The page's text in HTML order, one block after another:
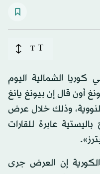
T
T
الشمالية اليوم
أون قال إن بيونغ يانغ
وذلك خلال عرض
عابرة للقارات
الكورية إن العرض جرى